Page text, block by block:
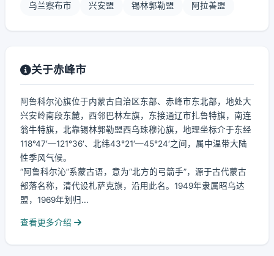
乌兰察布市 兴安盟 锡林郭勒盟 阿拉善盟
关于赤峰市
阿鲁科尔沁旗位于内蒙古自治区东部、赤峰市东北部，地处大
兴安岭南段东麓，西邻巴林左旗，东接通辽市扎鲁特旗，南连
翁牛特旗，北靠锡林郭勒盟西乌珠穆沁旗，地理坐标介于东经
118°47′—121°36′、北纬43°21′—45°24′之间，属中温带大陆
性季风气候。
“阿鲁科尔沁”系蒙古语，意为“北方的弓箭手”，源于古代蒙古
部落名称，清代设札萨克旗，沿用此名。1949年隶属昭乌达
盟，1969年划归...
查看更多介绍